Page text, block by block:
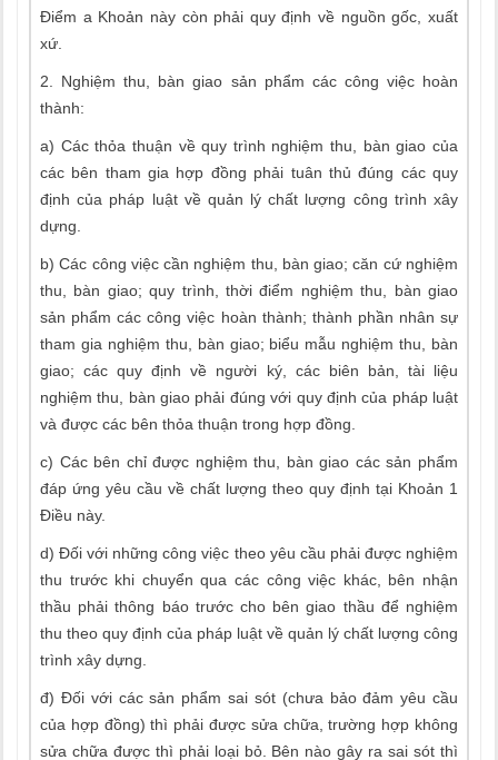
Điểm a Khoản này còn phải quy định về nguồn gốc, xuất
xứ.
2. Nghiệm thu, bàn giao sản phẩm các công việc hoàn
thành:
a) Các thỏa thuận về quy trình nghiệm thu, bàn giao của
các bên tham gia hợp đồng phải tuân thủ đúng các quy
định của pháp luật về quản lý chất lượng công trình xây
dựng.
b) Các công việc cần nghiệm thu, bàn giao; căn cứ nghiệm
thu, bàn giao; quy trình, thời điểm nghiệm thu, bàn giao
sản phẩm các công việc hoàn thành; thành phần nhân sự
tham gia nghiệm thu, bàn giao; biểu mẫu nghiệm thu, bàn
giao; các quy định về người ký, các biên bản, tài liệu
nghiệm thu, bàn giao phải đúng với quy định của pháp luật
và được các bên thỏa thuận trong hợp đồng.
c) Các bên chỉ được nghiệm thu, bàn giao các sản phẩm
đáp ứng yêu cầu về chất lượng theo quy định tại Khoản 1
Điều này.
d) Đối với những công việc theo yêu cầu phải được nghiệm
thu trước khi chuyển qua các công việc khác, bên nhận
thầu phải thông báo trước cho bên giao thầu để nghiệm
thu theo quy định của pháp luật về quản lý chất lượng công
trình xây dựng.
đ) Đối với các sản phẩm sai sót (chưa bảo đảm yêu cầu
của hợp đồng) thì phải được sửa chữa, trường hợp không
sửa chữa được thì phải loại bỏ. Bên nào gây ra sai sót thì